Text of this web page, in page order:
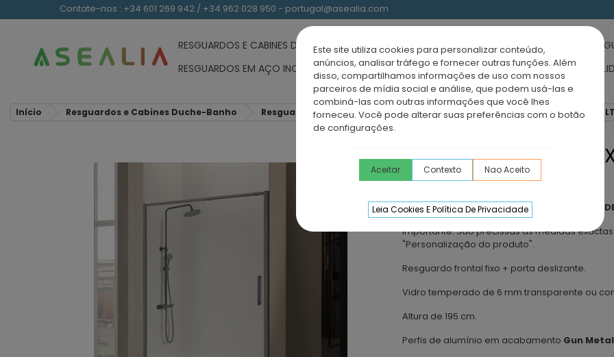
Este site utiliza cookies para personalizar conteúdo,
anúncios, analisar tráfego e fornecer outras funções. Além
disso, compartilhamos informações de uso com nossos
parceiros de mídia social e análise, que podem usá-las e
combiná-las com outras informações que você lhes
forneceu. Você pode alterar suas preferências com o botão
de configurações.
Aceitar Contexto Nao Aceito
Leia Cookies E Política De Privacidade
Contate-nos : +34 601 269 942 / +34 962 028 950 - portugal@asealia.com
RESGUARDOS E CABINES DUCHE-BANHO BASES DE DUCHE RESGUARDOS ACRÍLICOS
RESGUARDOS EM AÇO INOXIDÁVEL
MÓVEIS CASA DE BANHO TORNEIRAS LAVATÓRIOS
Início Resguardos e Cabines Duche-Banho Resguardos 1 Fixo + 1 Deslizante Resguardo duche fixo + deslizante
RESGUARDO DUCHE
GUN METAL
Resguardo de duche frontal fixo + deslizante
Importante: São precissas as medidas
"Personalização do produto".
Resguardo frontal fixo + porta deslizante.
Vidro temperado de 6 mm transparente ou
Altura de 195 cm.
Perfis de alumínio em acabamento Gun Metal